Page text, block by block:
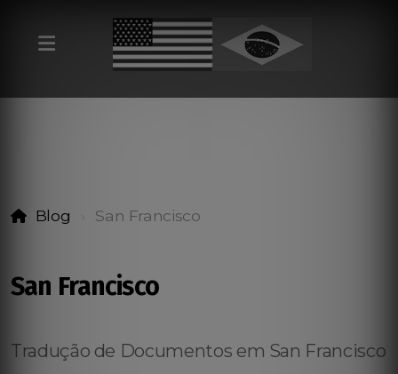
Blog San Francisco
San Francisco
Tradução de Documentos em San Francisco